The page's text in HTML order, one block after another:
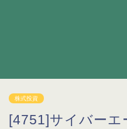
株式投資
[4751]サイバーエ